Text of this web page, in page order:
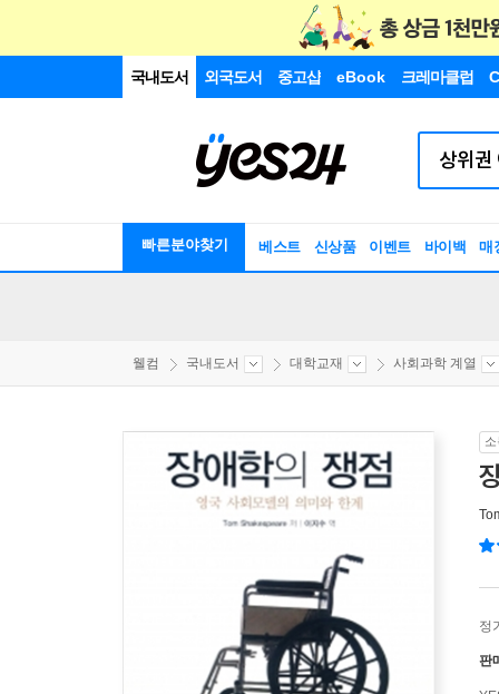
국내도서 외국도서 중고샵 eBook 크레마클럽
빠른분야찾기 베스트 신상품 이벤트 바이백 매
웰컴 국내도서 대학교재 사회과학 계열
정
판